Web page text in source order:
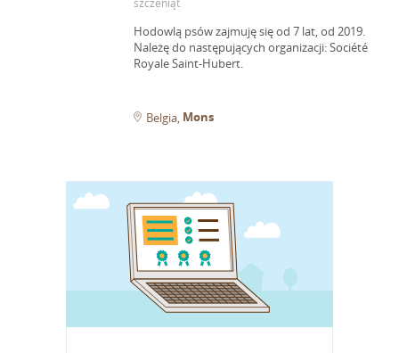
Hodowlą psów zajmuję się od 7 lat, od 2019.
Należę do następujących organizacji: Société
Royale Saint-Hubert.
Belgia Mons